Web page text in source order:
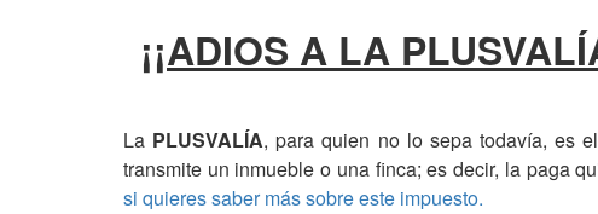
¡¡ADIOS A LA
La PLUSVALÍA, para quien no lo sepa todavía, es el
transmite un inmueble o una finca; es decir, la paga
si quieres saber más sobre este impuesto.